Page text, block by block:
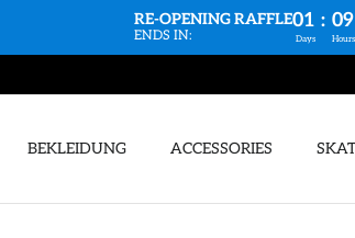
RE-OPENING RAFFLE
ENDS IN:
01 : 09
Days Hours
BEKLEIDUNG ACCESSORIES